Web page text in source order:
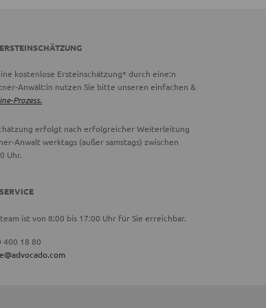
kostenlose Ersteinschätzung* durch eine:n
Anwält:in nutzen Sie bitte unseren einfachen &
Prozess.
erfolgt nach erfolgreicher Weiterleitung
Anwalt werktags (außer samstags) zwischen
Uhr.
ist von 8:00 bis 17:00 Uhr für Sie erreichbar.
400 18 80